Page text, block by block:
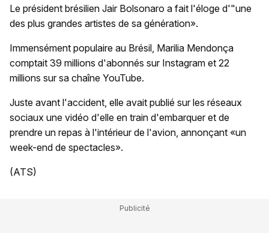
Le président brésilien Jair Bolsonaro a fait l'éloge d'"une
des plus grandes artistes de sa génération».
Immensément populaire au Brésil, Marilia Mendonça
comptait 39 millions d'abonnés sur Instagram et 22
millions sur sa chaîne YouTube.
Juste avant l'accident, elle avait publié sur les réseaux
sociaux une vidéo d'elle en train d'embarquer et de
prendre un repas à l'intérieur de l'avion, annonçant «un
week-end de spectacles».
(ATS)